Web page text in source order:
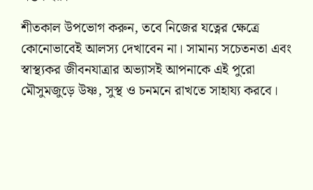
শীতকাল উপভোগ করুন, তবে নিজের যত্নের ক্ষেত্রে
কোনোভাবেই আলস্য দেখাবেন না। সামান্য সচেতনতা এবং
স্বাস্থ্যকর জীবনযাত্রার অভ্যাসই আপনাকে এই পুরো
মৌসুমজুড়ে উষ্ণ, সুস্থ ও চনমনে রাখতে সাহায্য করবে।